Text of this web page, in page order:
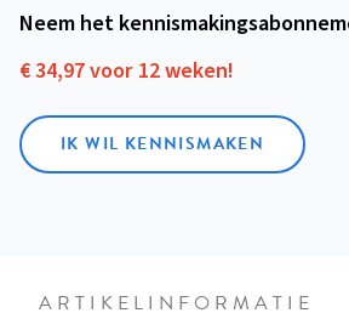
Neem het
€ 34,97 voor 12 weken!
IK WIL KENNISMAKEN
ARTIKELINFORMATIE